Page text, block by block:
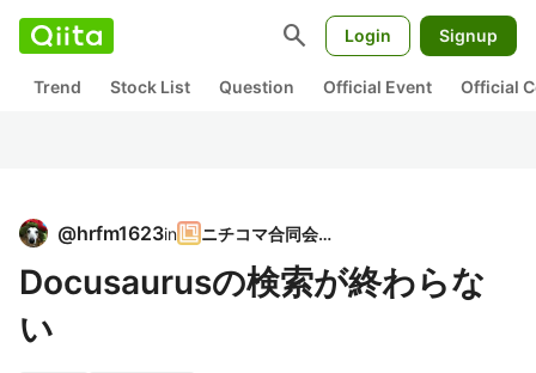
search Login Signup
Trend Stock List Question Official Event Official
@hrfm1623in ニチコマ合同会社
Docusaurusの検索が終わらな
い